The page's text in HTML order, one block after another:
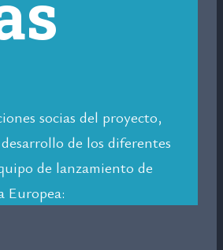
socias del proyecto,
de los diferentes
de lanzamiento de
Europea: